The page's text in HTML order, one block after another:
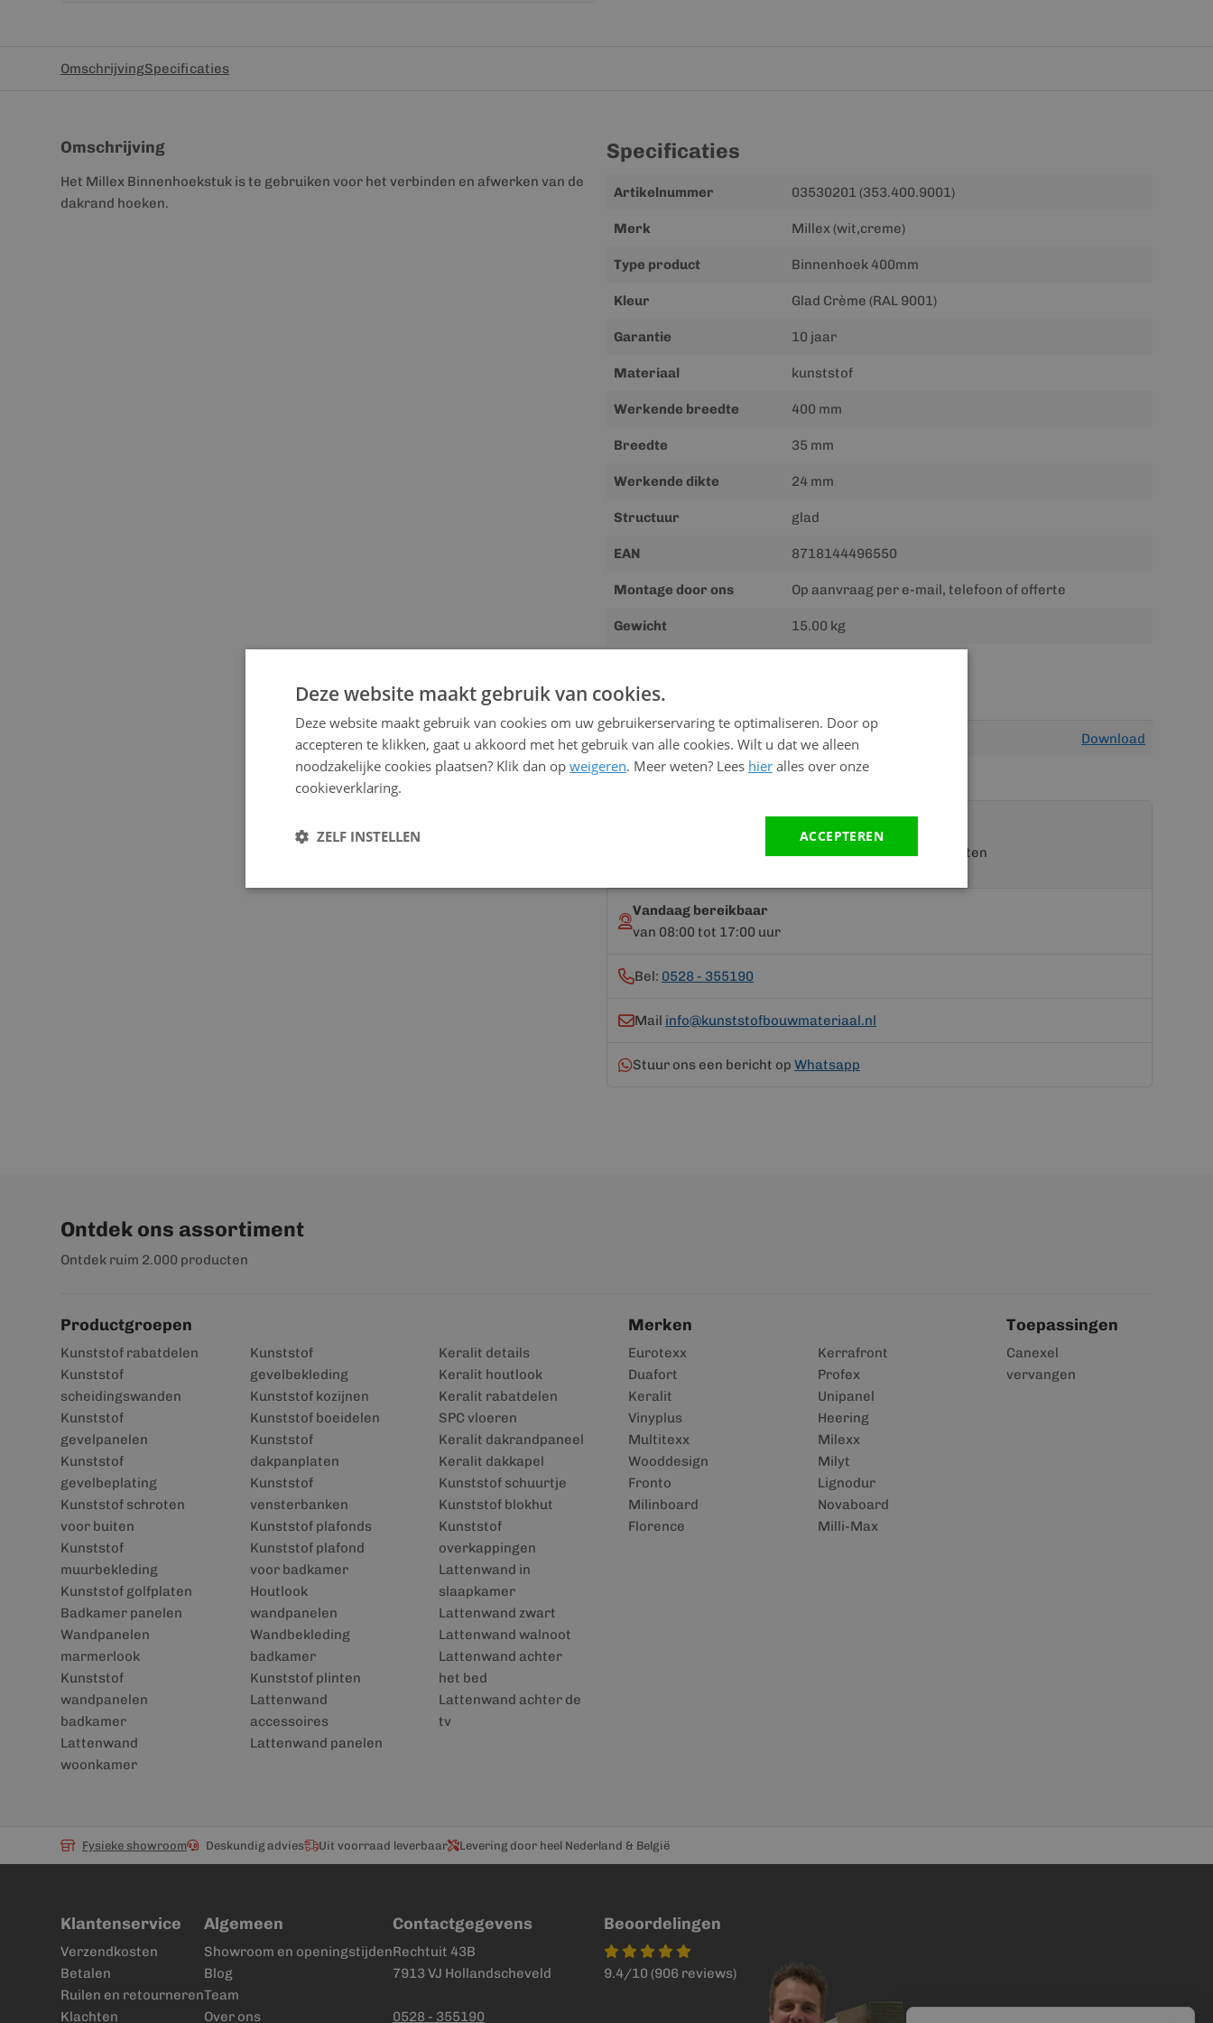
OmschrijvingSpecificaties
Omschrijving
Het Millex Binnenhoekstuk is te gebruiken voor het verbinden en afwerken van de
dakrand hoeken.
Specificaties
Meer
Artikelnummer 03530201 (353.400.9001)
Merk Millex (wit,creme)
Type product Binnenhoek 400mm
Kleur Glad Crème (RAL 9001)
Garantie 10 jaar
Materiaal kunststof
Werkende breedte 400 mm
Breedte 35 mm
Werkende dikte 24 mm
Structuur glad
EAN 8718144496550
Montage door ons Op aanvraag per e-mail, telefoon of offerte
Gewicht 15.00 kg
Downloads
Meer
informatie
Handleiding Download
Neem contact op met een van onze specialisten
Vandaag bereikbaar
van 08:00 tot 17:00 uur
Bel: 0528 - 355190
Mail info@kunststofbouwmateriaal.nl
Stuur ons een bericht op Whatsapp
Ontdek ons assortiment
Ontdek ruim 2.000 producten
Productgroepen
Kunststof rabatdelen
Kunststof
scheidingswanden
Kunststof
gevelpanelen
Kunststof
gevelbeplating
Kunststof schroten
voor buiten
Kunststof
muurbekleding
Kunststof golfplaten
Badkamer panelen
Wandpanelen
marmerlook
Kunststof
wandpanelen
badkamer
Lattenwand
woonkamer
Kunststof
gevelbekleding
Kunststof kozijnen
Kunststof boeidelen
Kunststof
dakpanplaten
Kunststof
vensterbanken
Kunststof plafonds
Kunststof plafond
voor badkamer
Houtlook
wandpanelen
Wandbekleding
badkamer
Kunststof plinten
Lattenwand
accessoires
Lattenwand panelen
Keralit details
Keralit houtlook
Keralit rabatdelen
SPC vloeren
Keralit dakrandpaneel
Keralit dakkapel
Kunststof schuurtje
Kunststof blokhut
Kunststof
overkappingen
Lattenwand in
slaapkamer
Lattenwand zwart
Lattenwand walnoot
Lattenwand achter
het bed
Lattenwand achter de
tv
Merken
Eurotexx
Duafort
Keralit
Vinyplus
Multitexx
Wooddesign
Fronto
Milinboard
Florence
Kerrafront
Profex
Unipanel
Heering
Milexx
Milyt
Lignodur
Novaboard
Milli-Max
Toepassingen
Canexel
vervangen
Fysieke showroom Deskundig advies Uit voorraad leverbaar Levering door heel Nederland & België
Klantenservice
Verzendkosten
Betalen
Ruilen en retourneren
Klachten
Algemeen
Showroom en openingstijden
Blog
Team
Over ons
Contactgegevens
Rechtuit 43B
7913 VJ Hollandscheveld
0528 - 355190
Beoordelingen
9.4/10 (906 reviews)
Deze website maakt gebruik van cookies.
Deze website maakt gebruik van cookies om uw gebruikerservaring te optimaliseren. Door op
accepteren te klikken, gaat u akkoord met het gebruik van alle cookies. Wilt u dat we alleen
noodzakelijke cookies plaatsen? Klik dan op weigeren. Meer weten? Lees hier alles over onze
cookieverklaring.
ACCEPTEREN
ZELF INSTELLEN